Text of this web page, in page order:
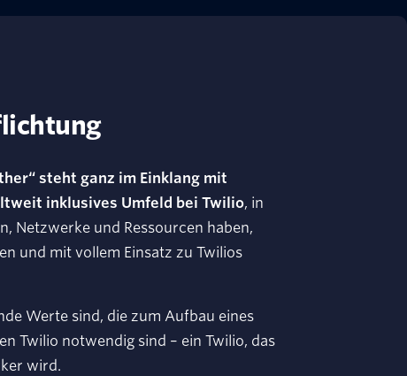
steht ganz im Einklang mit
inklusives Umfeld bei Twilio, in
Netzwerke und Ressourcen haben,
und mit vollem Einsatz zu Twilios
Werte sind, die zum Aufbau eines
Twilio notwendig sind – ein Twilio, das
wird.